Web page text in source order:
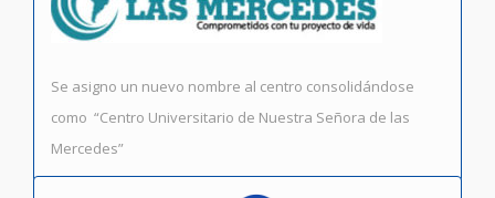
Se asigno un nuevo nombre al centro consolidándose
como “Centro Universitario de Nuestra Señora de las
Mercedes”